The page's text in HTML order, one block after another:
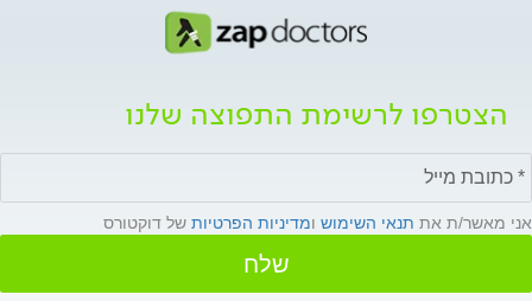
הצטרפו לרשימת התפוצה שלנו
אני מאשר/ת את תנאי השימוש ומדיניות הפרטיות של דוקטורס
שלח